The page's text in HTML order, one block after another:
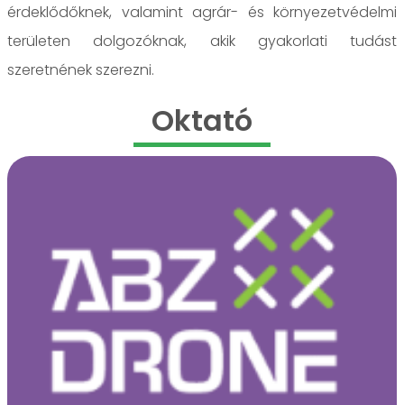
érdeklődőknek, valamint agrár- és környezetvédelmi
területen dolgozóknak, akik gyakorlati tudást
szeretnének szerezni.
Oktató